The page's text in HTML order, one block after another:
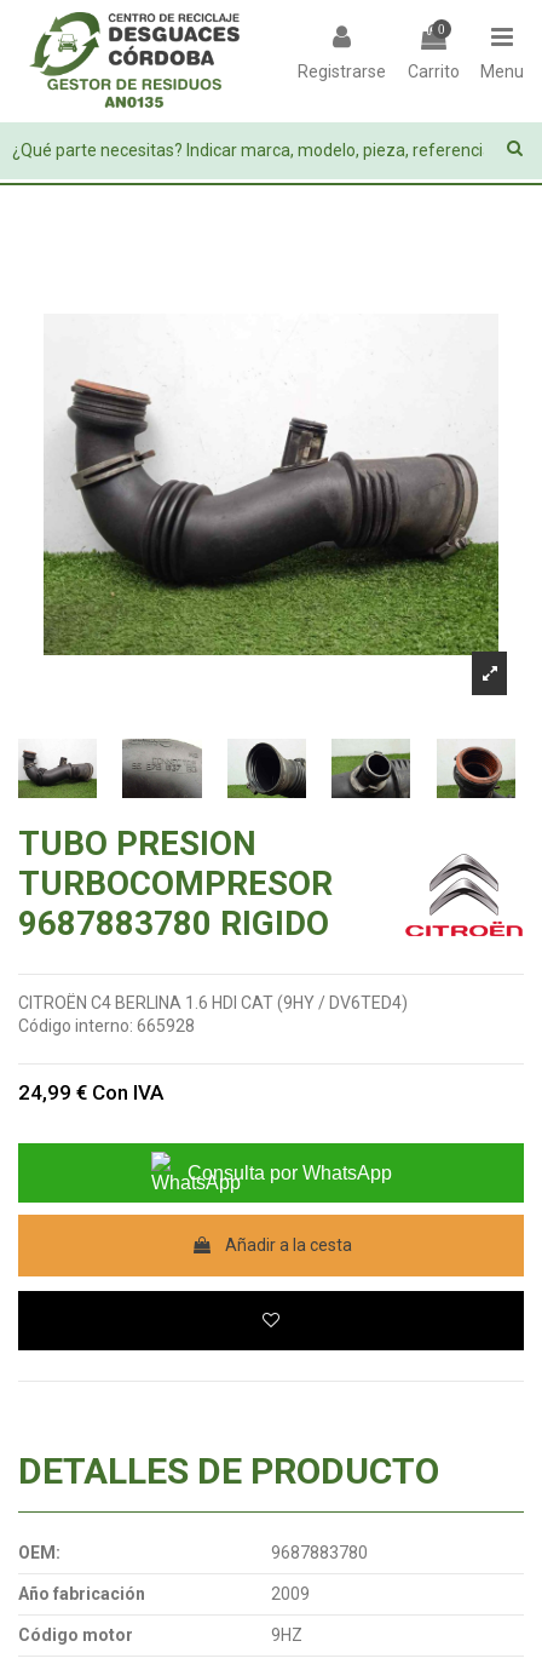
Registrarse
0
Carrito Menu
TUBO PRESION
TURBOCOMPRESOR
9687883780 RIGIDO
CITROËN C4 BERLINA 1.6 HDI CAT (9HY / DV6TED4)
Código interno: 665928
24,99 € Con IVA
Consulta por WhatsApp
Añadir a la cesta
DETALLES DE PRODUCTO
OEM: 9687883780
Año fabricación 2009
Código motor 9HZ